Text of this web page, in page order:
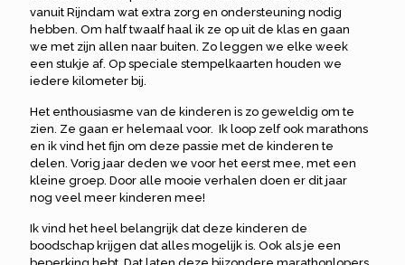
vanuit Rijndam wat extra zorg en ondersteuning nodig
hebben. Om half twaalf haal ik ze op uit de klas en gaan
we met zijn allen naar buiten. Zo leggen we elke week
een stukje af. Op speciale stempelkaarten houden we
iedere kilometer bij.
Het enthousiasme van de kinderen is zo geweldig om te
zien. Ze gaan er helemaal voor. Ik loop zelf ook marathons
en ik vind het fijn om deze passie met de kinderen te
delen. Vorig jaar deden we voor het eerst mee, met een
kleine groep. Door alle mooie verhalen doen er dit jaar
nog veel meer kinderen mee!
Ik vind het heel belangrijk dat deze kinderen de
boodschap krijgen dat alles mogelijk is. Ook als je een